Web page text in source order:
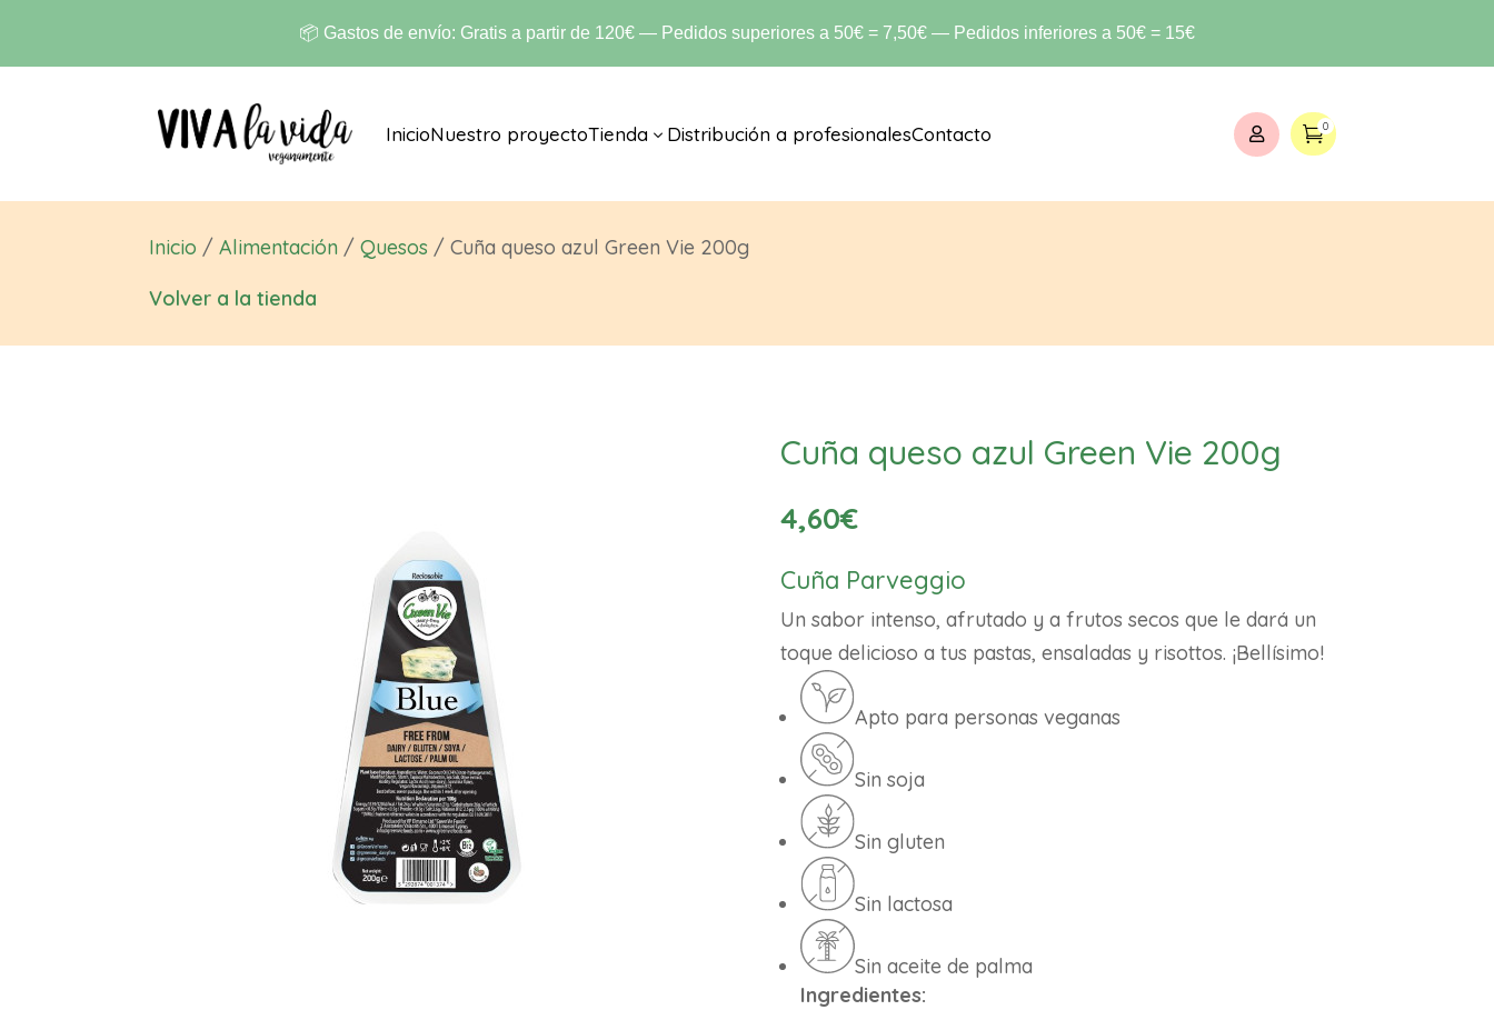
📦 Gastos de envío: Gratis a partir de 120€ — Pedidos superiores a 50€ = 7,50€ — Pedidos inferiores a 50€ = 15€
InicioNuestro proyectoTienda 3 Distribución a profesionalesContacto  0
Inicio /Alimentación /Quesos / Cuña queso azul Green Vie 200g
Volver a la tienda
Cuña queso azul Green Vie 200g
4,60€
Cuña Parveggio
Un sabor intenso, afrutado y a frutos secos que le dará un
toque delicioso a tus pastas, ensaladas y risottos. ¡Bellísimo!
Apto para personas veganas
Sin soja
Sin gluten
Sin lactosa
Sin aceite de palma
Ingredientes: